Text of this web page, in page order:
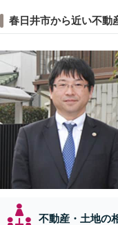
春日井市から近い不動
不動産・土地の